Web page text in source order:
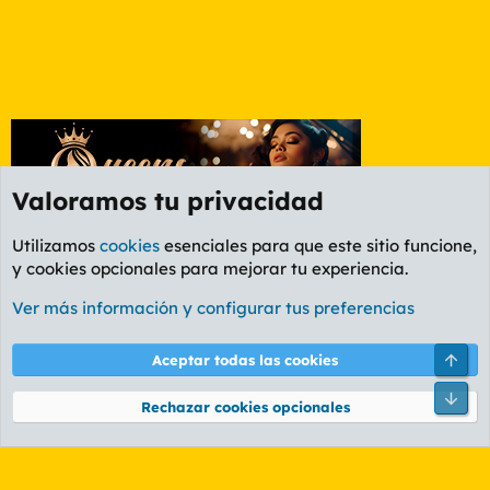
Foro Política
Cookies
PL OLDSTYLE AMARILLO
Términos y reglas Política de privacidad Ayuda
Community platform by XenForo® © 2010-2026 XenForo Ltd.
Valoramos tu privacidad
Utilizamos cookies esenciales para que este sitio funcione,
y cookies opcionales para mejorar tu experiencia.
Ver más información y configurar tus preferencias
Aceptar todas las cookies
Rechazar cookies opcionales
Pie